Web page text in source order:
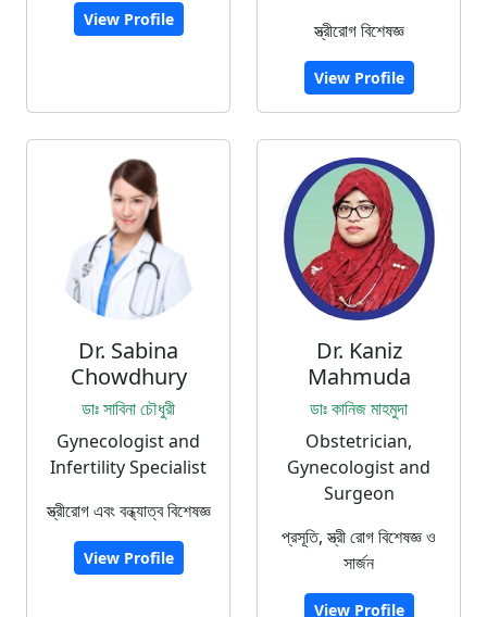
View Profile
স্ত্রীরোগ বিশেষজ্ঞ
View Profile
Dr. Sabina
Chowdhury
ডাঃ সাবিনা চৌধুরী
Gynecologist and
Infertility Specialist
স্ত্রীরোগ এবং বন্ধ্যাত্ব বিশেষজ্ঞ
View Profile
Dr. Kaniz
Mahmuda
ডাঃ কানিজ মাহমুদা
Obstetrician,
Gynecologist and
Surgeon
প্রসূতি, স্ত্রী রোগ বিশেষজ্ঞ ও
সার্জন
View Profile